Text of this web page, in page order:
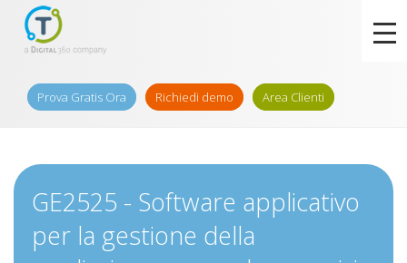
Prova Gratis Ora Richiedi demo Area Clienti
GE2525 - Software applicativo
per la gestione della